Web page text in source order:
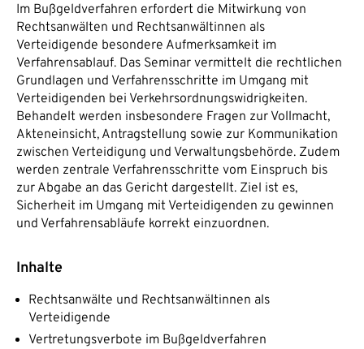
Im Bußgeldverfahren erfordert die Mitwirkung von
Rechtsanwälten und Rechtsanwältinnen als
Verteidigende besondere Aufmerksamkeit im
Verfahrensablauf. Das Seminar vermittelt die rechtlichen
Grundlagen und Verfahrensschritte im Umgang mit
Verteidigenden bei Verkehrsordnungswidrigkeiten.
Behandelt werden insbesondere Fragen zur Vollmacht,
Akteneinsicht, Antragstellung sowie zur Kommunikation
zwischen Verteidigung und Verwaltungsbehörde. Zudem
werden zentrale Verfahrensschritte vom Einspruch bis
zur Abgabe an das Gericht dargestellt. Ziel ist es,
Sicherheit im Umgang mit Verteidigenden zu gewinnen
und Verfahrensabläufe korrekt einzuordnen.
Inhalte
Rechtsanwälte und Rechtsanwältinnen als
Verteidigende
Vertretungsverbote im Bußgeldverfahren